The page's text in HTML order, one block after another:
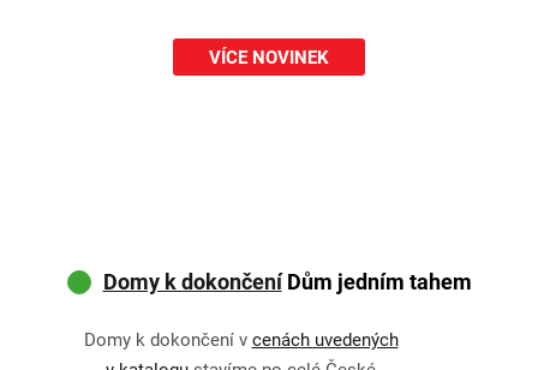
VÍCE NOVINEK
Domy k dokončeníDům jedním tahem
Domy k dokončení v cenách uvedených